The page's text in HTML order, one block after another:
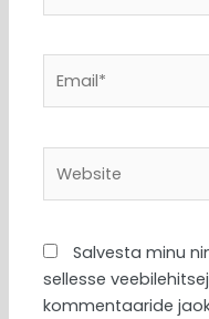
Salvesta minu
sellesse
kommentaaride